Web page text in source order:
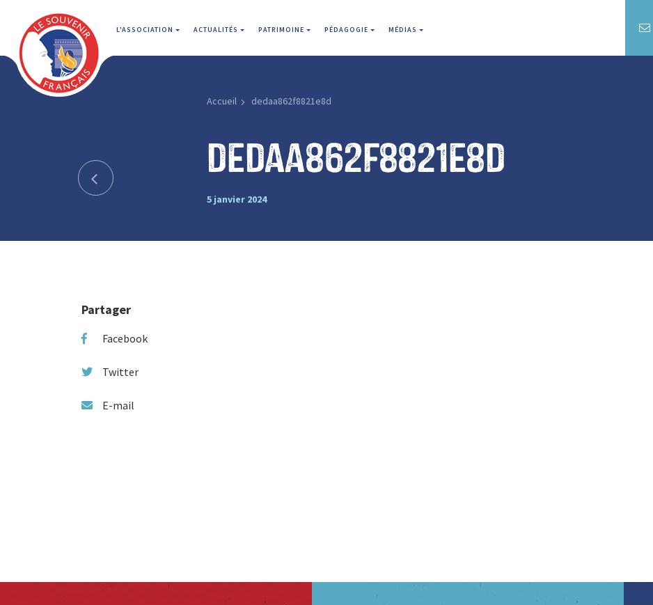
L'ASSOCIATION ACTUALITÉS PATRIMOINE PÉDAGOGIE MÉDIAS
Accueil dedaa862f8821e8d
dedaa862f8821e8d
5 janvier 2024
Partager
Facebook
Twitter
E-mail